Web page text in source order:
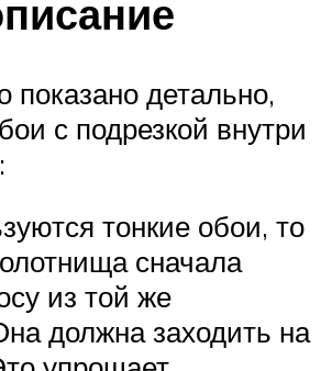
показано детально,
с подрезкой внутри
тонкие обои, то
сначала
из той же
должна заходить на